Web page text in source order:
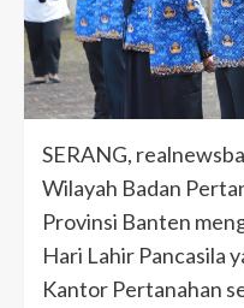
SERANG,
Wilayah Badan
Provinsi Banten
Hari Lahir Pancasila
Kantor Pertanahan